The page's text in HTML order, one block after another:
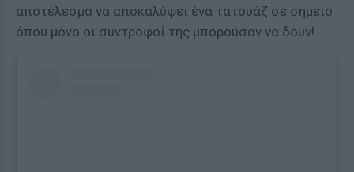
αποτέλεσμα να αποκαλύψει ένα τατουάζ σε σημείο
όπου μόνο οι σύντροφοί της μπορούσαν να δουν!